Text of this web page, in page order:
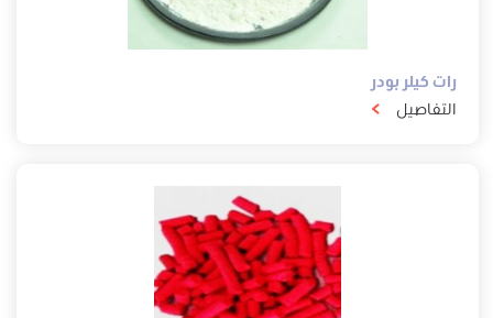
رات كيلر بودر
التفاصيل